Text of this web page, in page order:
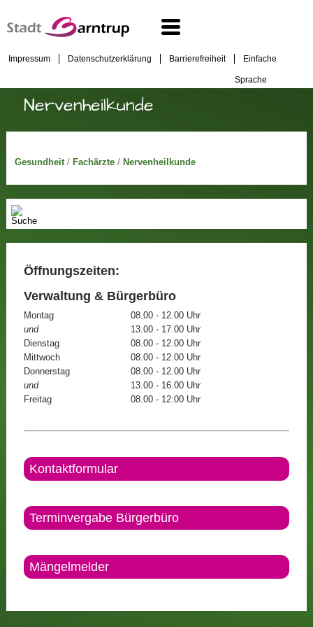
Impressum Datenschutzerklärung Barrierefreiheit Einfache
Sprache
Nervenheilkunde
Gesundheit/ Fachärzte/ Nervenheilkunde
Öffnungszeiten:
Verwaltung & Bürgerbüro
Montag
08.00 - 12.00 Uhr
und
13.00 - 17.00 Uhr
Dienstag
08.00 - 12.00 Uhr
Mittwoch
08.00 - 12.00 Uhr
Donnerstag
08.00 - 12.00 Uhr
und
13.00 - 16.00 Uhr
Freitag
08.00 - 12:00 Uhr
Kontaktformular
Terminvergabe Bürgerbüro
Mängelmelder